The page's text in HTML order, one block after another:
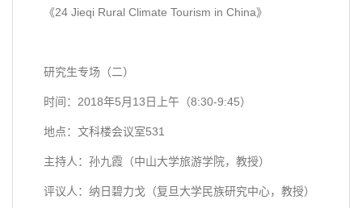
《24 Jieqi Rural Climate Tourism in China》
研究生专场（二）
时间：2018年5月13日上午（8:30-9:45）
地点：文科楼会议室531
主持人：孙九霞（中山大学旅游学院，教授）
评议人：纳日碧力戈（复旦大学民族研究中心，教授）